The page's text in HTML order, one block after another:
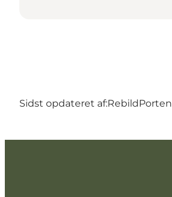
Sidst opdateret af:RebildPorten